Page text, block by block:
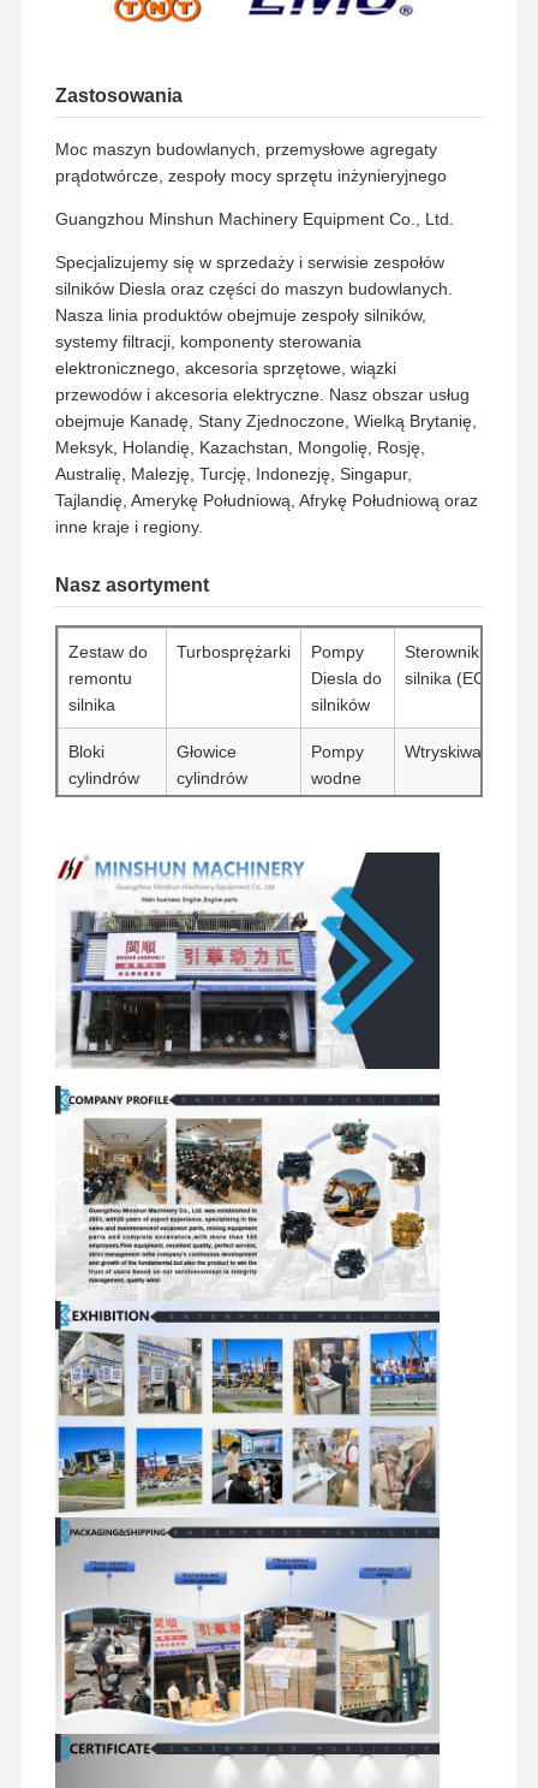
Zastosowania
Moc maszyn budowlanych, przemysłowe agregaty
prądotwórcze, zespoły mocy sprzętu inżynieryjnego
Guangzhou Minshun Machinery Equipment Co., Ltd.
Specjalizujemy się w sprzedaży i serwisie zespołów
silników Diesla oraz części do maszyn budowlanych.
Nasza linia produktów obejmuje zespoły silników,
systemy filtracji, komponenty sterowania
elektronicznego, akcesoria sprzętowe, wiązki
przewodów i akcesoria elektryczne. Nasz obszar usług
obejmuje Kanadę, Stany Zjednoczone, Wielką Brytanię,
Meksyk, Holandię, Kazachstan, Mongolię, Rosję,
Australię, Malezję, Turcję, Indonezję, Singapur,
Tajlandię, Amerykę Południową, Afrykę Południową oraz
inne kraje i regiony.
Nasz asortyment
Zestaw do
remontu
silnika
Turbosprężarki
Pompy
Diesla do
silników
Sterowniki
silnika (ECU)
Bloki
cylindrów
Głowice
cylindrów
Pompy
wodne
Wtryskiwacze
akcesoria
silnikowe
hydrauliczne
Elementy
obrotowe
Zawory
rozdzielające
Zespoły
silników
jezdnych
podwozia i
inne